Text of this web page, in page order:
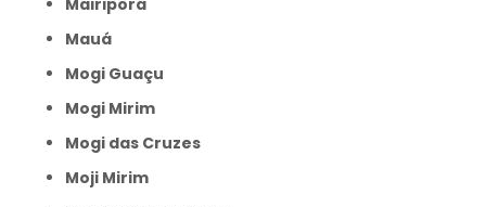
Mairiporã
Mauá
Mogi Guaçu
Mogi Mirim
Mogi das Cruzes
Moji Mirim